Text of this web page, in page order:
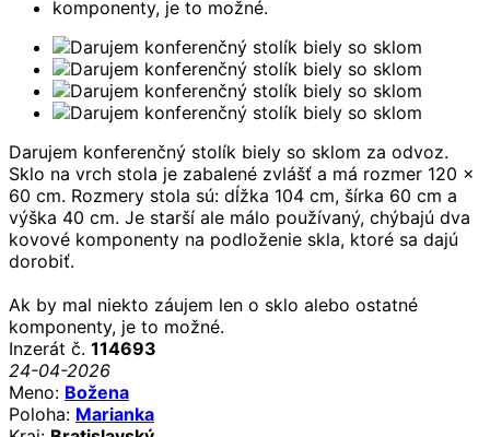
Darujem konferenčný stolík biely so sklom za odvoz.
Sklo na vrch stola je zabalené zvlášť a má rozmer 120 x
60 cm. Rozmery stola sú: dĺžka 104 cm, šírka 60 cm a
výška 40 cm. Je starší ale málo používaný, chýbajú dva
kovové komponenty na podloženie skla, ktoré sa dajú
dorobiť.
Ak by mal niekto záujem len o sklo alebo ostatné
komponenty, je to možné.
Inzerát č. 114693
24-04-2026
Meno: Božena
Poloha: Marianka